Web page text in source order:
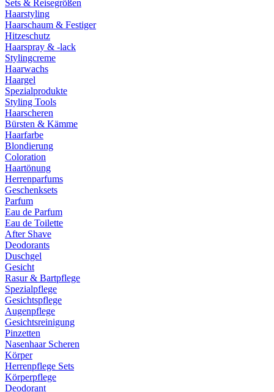
Sets & Reisegrößen
Haarstyling
Haarschaum & Festiger
Hitzeschutz
Haarspray & -lack
Stylingcreme
Haarwachs
Haargel
Spezialprodukte
Styling Tools
Haarscheren
Bürsten & Kämme
Haarfarbe
Blondierung
Coloration
Haartönung
Herrenparfums
Geschenksets
Parfum
Eau de Parfum
Eau de Toilette
After Shave
Deodorants
Duschgel
Gesicht
Rasur & Bartpflege
Spezialpflege
Gesichtspflege
Augenpflege
Gesichtsreinigung
Pinzetten
Nasenhaar Scheren
Körper
Herrenpflege Sets
Körperpflege
Deodorant